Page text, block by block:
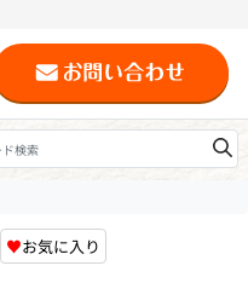
♥お気に入り